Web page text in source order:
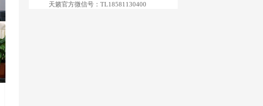
天籁官方微信号：TL18581130400